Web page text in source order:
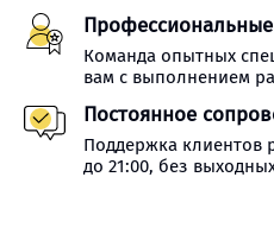
Команда опытных
вам с выполнением
Постоянное
Поддержка клиентов
до 21:00, без